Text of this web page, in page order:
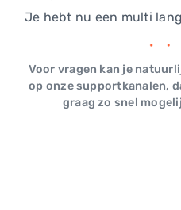
Je hebt nu een multi
Voor vragen kan je
op onze supportkanalen,
graag zo snel